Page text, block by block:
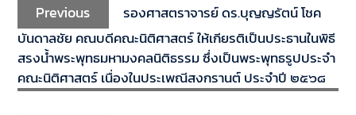
Previous
รองศาสตราจารย์ ดร.บุญญรัตน์ โชค
บันดาลชัย คณบดีคณะนิติศาสตร์ ให้เกียรติเป็นประธานในพิธี
สรงน้ำพระพุทธมหามงคลนิติธรรม ซึ่งเป็นพระพุทธรูปประจำ
คณะนิติศาสตร์ เนื่องในประเพณีสงกรานต์ ประจำปี ๒๕๖๘